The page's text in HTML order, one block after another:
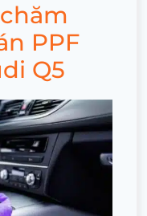
PPF
Q5